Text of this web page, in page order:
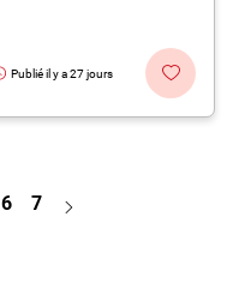
Publié il y a 27 jours
6 7